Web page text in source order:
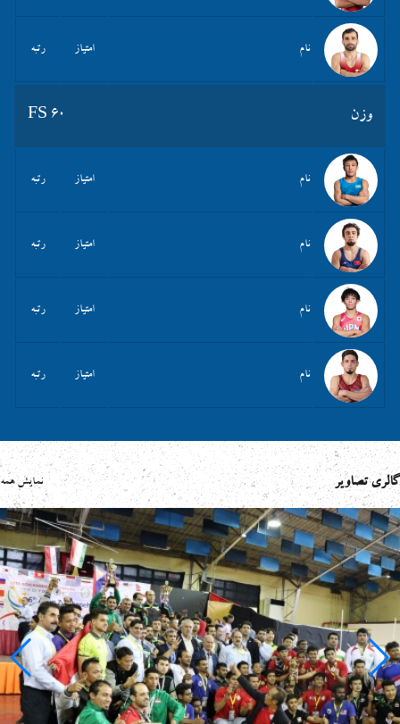
نام امتیاز رتبه
وزن FS 60
نام امتیاز رتبه
نام امتیاز رتبه
نام امتیاز رتبه
نام امتیاز رتبه
گالری تصاویر نمایش همه